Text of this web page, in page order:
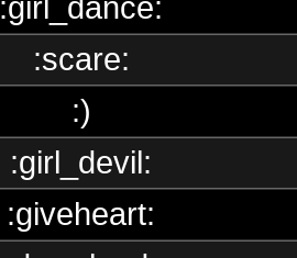
:girl_dance:
:scare:
:)
:girl_devil:
:giveheart: